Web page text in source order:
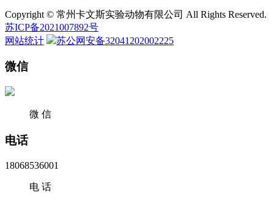
Copyright © 常州卡文斯实验动物有限公司 All Rights Reserved.
苏ICP备2021007892号
网站统计
苏公网安备32041202002225
微信
微 信
电话
18068536001
电 话